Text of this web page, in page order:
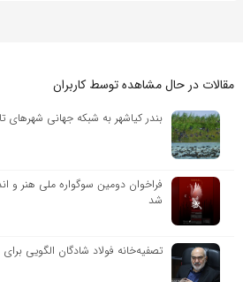
مقالات در حال مشاهده توسط کاربران
بندر کیاشهر به شبکه جهانی شهرهای
فراخوان دومین سوگواره ملی هنر و
شد
تصفیه‌خانه فولاد شادگان الگویی